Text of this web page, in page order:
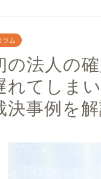
ラム
の法人の
れてしま
決事例を解